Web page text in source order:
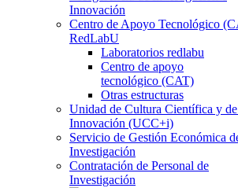
Innovación
Centro de Apoyo Tecnológico
RedLabU
Laboratorios redlabu
Centro de apoyo
tecnológico (CAT)
Otras estructuras
Unidad de Cultura Científica y
Innovación (UCC+i)
Servicio de Gestión Económica
Investigación
Contratación de Personal de
Investigación